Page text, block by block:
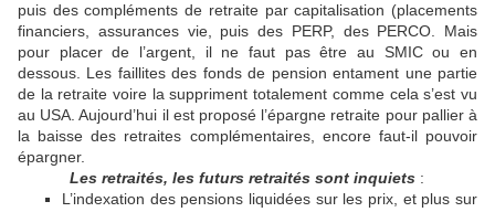
puis des compléments de retraite par capitalisation (placements
financiers, assurances vie, puis des PERP, des PERCO. Mais
pour placer de l’argent, il ne faut pas être au SMIC ou en
dessous. Les faillites des fonds de pension entament une partie
de la retraite voire la suppriment totalement comme cela s’est vu
au USA. Aujourd’hui il est proposé l’épargne retraite pour pallier à
la baisse des retraites complémentaires, encore faut-il pouvoir
épargner.
Les retraités, les futurs retraités sont inquiets :
L’indexation des pensions liquidées sur les prix, et plus sur